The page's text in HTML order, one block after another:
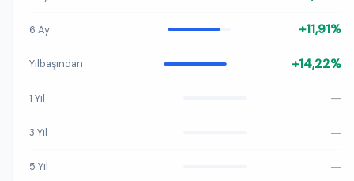
6 Ay +11,91%
Yılbaşından +14,22%
1 Yıl —
3 Yıl —
5 Yıl —